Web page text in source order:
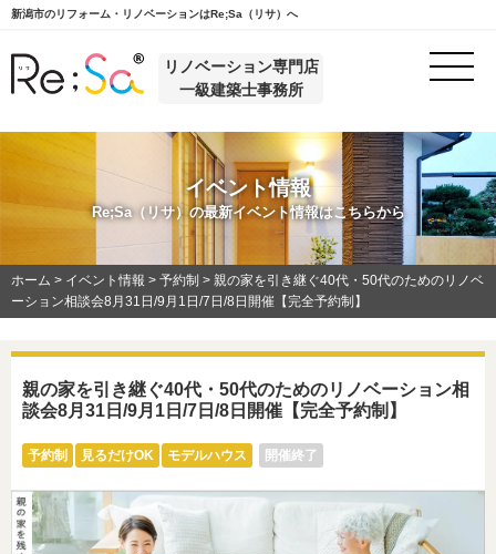
新潟市のリフォーム・リノベーションはRe;Sa（リサ）へ
リノベーション専門店
一級建築士事務所
イベント情報
Re;Sa（リサ）の最新イベント情報はこちらから
ホーム > イベント情報 > 予約制 > 親の家を引き継ぐ40代・50代のためのリノベ
ーション相談会8月31日/9月1日/7日/8日開催【完全予約制】
親の家を引き継ぐ40代・50代のためのリノベーション相
談会8月31日/9月1日/7日/8日開催【完全予約制】
予約制 見るだけOK モデルハウス 開催終了